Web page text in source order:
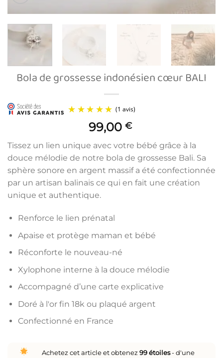
Bola de grossesse indonésien cœur BALI
99,00 €
Tissez un lien unique avec votre bébé grâce à la
douce mélodie de notre bola de grossesse Bali. Sa
sphère sonore en argent massif a été confectionnée
par un artisan balinais ce qui en fait une création
unique et authentique.
Renforce le lien prénatal
Apaise et protège maman et bébé
Réconforte le nouveau-né
Xylophone interne à la douce mélodie
Accompagné d’une carte explicative
Doré à l'or fin 18k ou plaqué argent
Confectionné en France
Achetez cet article et obtenez 99étoiles- d'une